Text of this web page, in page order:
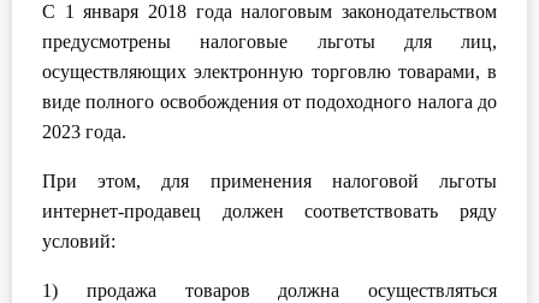
Вебинары
Справочник бухгалтера
Участник ВЭД
С 1 января 2018 года налоговым законодательством
предусмотрены налоговые льготы для лиц,
осуществляющих электронную торговлю товарами, в
виде полного освобождения от подоходного налога до
2023 года.
При этом, для применения налоговой льготы
интернет-продавец должен соответствовать ряду
условий:
1) продажа товаров должна осуществляться